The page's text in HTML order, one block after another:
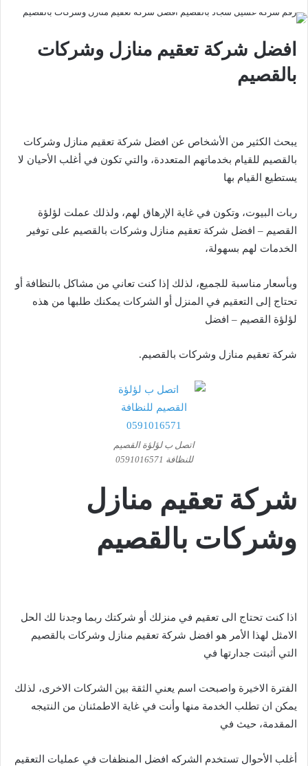
افضل شركة تعقيم منازل وشركات
بالقصيم
يبحث الكثير من الأشخاص عن افضل شركة تعقيم منازل وشركات
بالقصيم للقيام بخدماتهم المتعددة، والتي تكون في أغلب الأحيان لا
يستطيع القيام بها
ربات البيوت، وتكون في غاية الإرهاق لهم، ولذلك عملت لؤلؤة
القصيم – افضل شركة تعقيم منازل وشركات بالقصيم على توفير
الخدمات لهم بسهولة،
وبأسعار مناسبة للجميع، لذلك إذا كنت تعاني من مشاكل بالنظافة أو
تحتاج إلى التعقيم في المنزل أو الشركات يمكنك طلبها من هذه
لؤلؤة القصيم – افضل
شركة تعقيم منازل وشركات بالقصيم.
اتصل ب لؤلؤة القصيم
للنظافة 0591016571
شركة تعقيم منازل
وشركات بالقصيم
اذا كنت تحتاج الى تعقيم في منزلك أو شركتك ربما وجدنا لك الحل
الامثل لهذا الأمر هو افضل شركة تعقيم منازل وشركات بالقصيم
التي أثبتت جدارتها في
الفترة الاخيرة واصبحت اسم يعني الثقة بين الشركات الاخرى، لذلك
يمكن ان تطلب الخدمة منها وأنت في غاية الاطمئنان من النتيجه
المقدمة، حيث في
أغلب الأحوال تستخدم الشركه افضل المنظفات في عمليات التعقيم